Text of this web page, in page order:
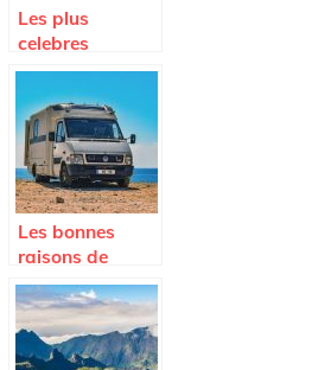
Les plus
celebres
voitures de
legende
Les bonnes
raisons de
voyager en van